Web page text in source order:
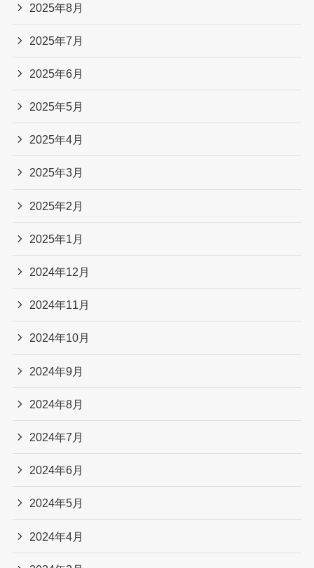
2025年8月
2025年7月
2025年6月
2025年5月
2025年4月
2025年3月
2025年2月
2025年1月
2024年12月
2024年11月
2024年10月
2024年9月
2024年8月
2024年7月
2024年6月
2024年5月
2024年4月